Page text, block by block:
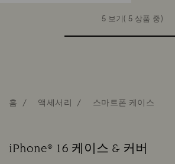
5 보기( 5 상품 중)
홈 액세서리 스마트폰 케이스
iPhone® 16 케이스 & 커버